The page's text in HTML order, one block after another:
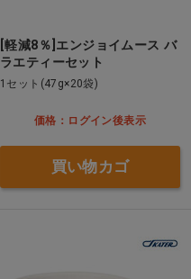
[軽減8％]エンジョイムース バ
ラエティーセット
1セット(47g×20袋)
価格：ログイン後表示
買い物カゴ